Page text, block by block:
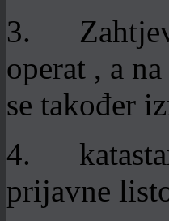
3.
operat , a
se također
4. katastar
prijavne